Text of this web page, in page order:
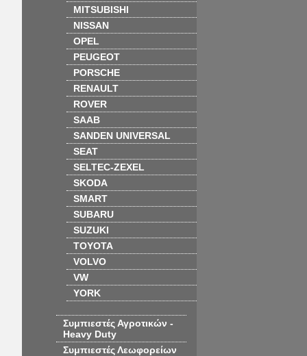
MITSUBISHI
NISSAN
OPEL
PEUGEOT
PORSCHE
RENAULT
ROVER
SAAB
SANDEN UNIVERSAL
SEAT
SELTEC-ZEXEL
SKODA
SMART
SUBARU
SUZUKI
TOYOTA
VOLVO
VW
YORK
Συμπιεστές Αγροτικών -
Heavy Duty
Συμπιεστές Λεωφορείων